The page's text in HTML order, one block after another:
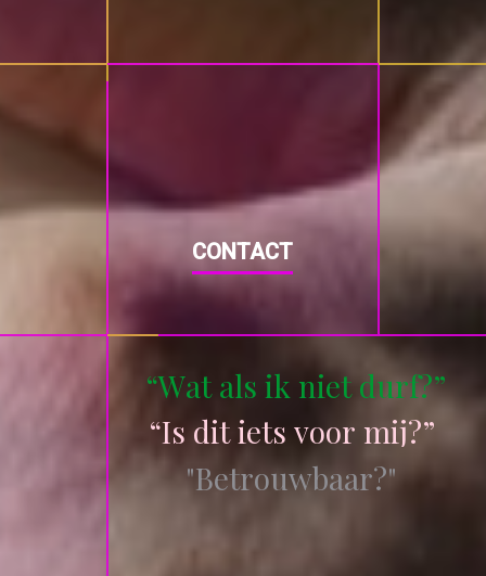
CONTACT
“Is ditiets voor mij?”
“Wat als ik niet durf?”
"Betrouwbaar?"